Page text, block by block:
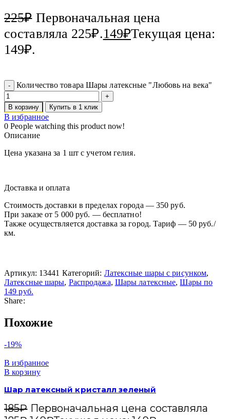
225₽ Первоначальная цена
составляла 225₽.149₽Текущая цена:
149₽.
Количество товара Шары латексные "Любовь на века"
В корзину Купить в 1 клик
В избранное
0 People watching this product now!
Описание
Цена указана за 1 шт с учетом гелия.
Доставка и оплата
Стоимость доставки в пределах города — 350 руб.
При заказе от 5 000 руб. — бесплатно!
Также осуществляется доставка за город. Тариф — 50 руб./
км.
Артикул: 13441 Категорий: Латексные шары с рисунком,
Латексные шары, Распродажа, Шары латексные, Шары по
149 руб.
Share:
Похожие
-19%
В избранное
В корзину
Шар латексный кристалл зеленый
185₽ Первоначальная цена составляла